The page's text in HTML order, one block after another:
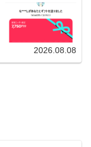
2026.08.08